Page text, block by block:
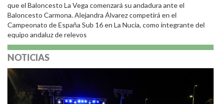
que el Baloncesto La Vega comenzará su andadura ante el
Baloncesto Carmona. Alejandra Álvarez competirá en el
Campeonato de España Sub 16 en La Nucia, como integrante del
equipo andaluz de relevos
NOTICIAS